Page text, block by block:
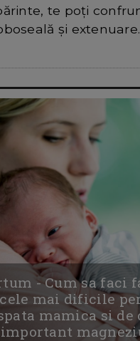
te poți
și
- Cum sa faci
mai dificile
mamica si de
important